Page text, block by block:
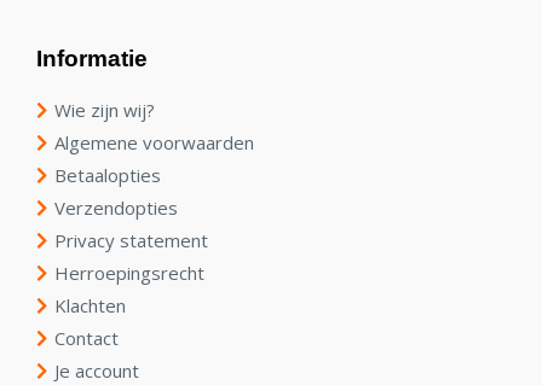
Informatie
Wie zijn wij?
Algemene voorwaarden
Betaalopties
Verzendopties
Privacy statement
Herroepingsrecht
Klachten
Contact
Je account